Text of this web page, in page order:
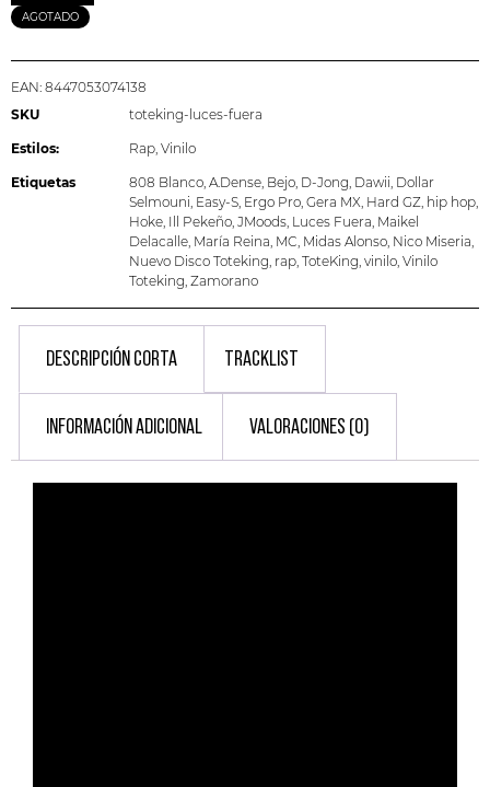
AGOTADO
EAN: 8447053074138
SKU
toteking-luces-fuera
Estilos: Rap Vinilo
Etiquetas 808 Blanco A.Dense Bejo D-Jong Dawii Dollar
Selmouni Easy-S Ergo Pro Gera MX Hard GZ hip hop
Hoke Ill Pekeño JMoods Luces Fuera Maikel
Delacalle María Reina MC Midas Alonso Nico Miseria
Nuevo Disco Toteking rap ToteKing vinilo Vinilo
Toteking Zamorano
DESCRIPCIÓN CORTA TRACKLIST
INFORMACIÓN ADICIONAL VALORACIONES (0)